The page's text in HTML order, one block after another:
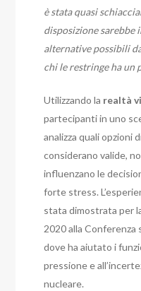
è stata quasi
disposizione sarebbe
alternative possibili
chi le restringe ha un
Utilizzando la realtà
partecipanti in uno
analizza quali opzioni
considerano valide,
influenzano le
forte stress.
stata dimostrata per
2020 alla Conferenza
dove ha aiutato i
pressione e
nucleare.